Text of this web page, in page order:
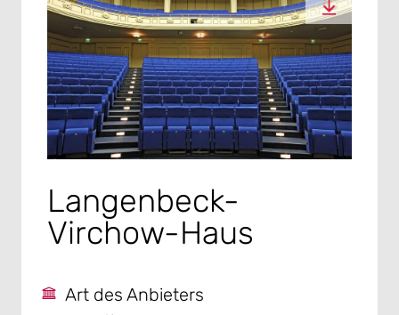
Langenbeck-
Virchow-Haus
Art des Anbieters